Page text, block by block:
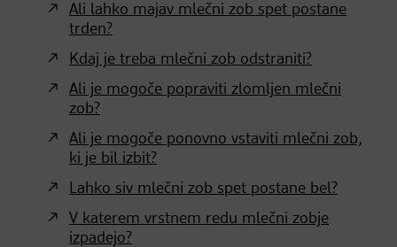
Ali lahko majav mlečni zob spet postane
trden?
Kdaj je treba mlečni zob odstraniti?
Ali je mogoče popraviti zlomljen mlečni
zob?
Ali je mogoče ponovno vstaviti mlečni zob,
ki je bil izbit?
Lahko siv mlečni zob spet postane bel?
V katerem vrstnem redu mlečni zobje
izpadejo?